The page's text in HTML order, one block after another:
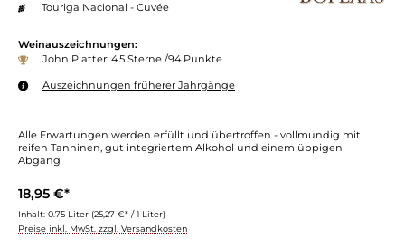
Touriga Nacional - Cuvée
Weinauszeichnungen:
John Platter: 4.5 Sterne /94 Punkte
Auszeichnungen früherer Jahrgänge
Alle Erwartungen werden erfüllt und übertroffen - vollmundig mit
reifen Tanninen, gut integriertem Alkohol und einem üppigen
Abgang
18,95 €*
Inhalt: 0.75 Liter (25,27 €* / 1 Liter)
Preise inkl. MwSt. zzgl. Versandkosten